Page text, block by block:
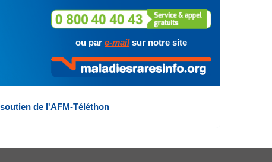
ou par e-mailsur notre site
de l'AFM-Téléthon